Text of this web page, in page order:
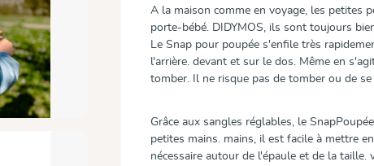
A la maison comme en voyage, les petites
porte-bébé. DIDYMOS, ils sont toujours
Le Snap pour poupée s'enfile très
l'arrière. devant et sur le dos. Même en
tomber. Il ne risque pas de tomber ou de se
Grâce aux sangles réglables, le
petites mains. mains, il est facile à mettre
nécessaire autour de l'épaule et de la